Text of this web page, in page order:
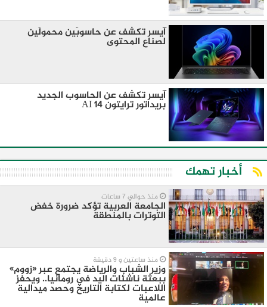
آيسر تكشف عن حاسوبَين محمولَين
لصناع المحتوى
آيسر تكشف عن الحاسوب الجديد
بريداتور ترايتون AI 14
أخبار تهمك
منذ حوالي 7 ساعات
الجامعة العربية تؤكد ضرورة خفض
التوترات بالمنطقة ‏
منذ ساعتين و 9 دقيقة
وزير الشباب والرياضة يجتمع عبر «زووم»
ببعثة ناشئات اليد في رومانيا.. ويحفز
اللاعبات لكتابة التاريخ وحصد ميدالية
عالمية